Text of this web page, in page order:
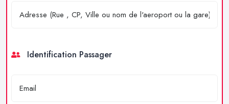
Identification Passager